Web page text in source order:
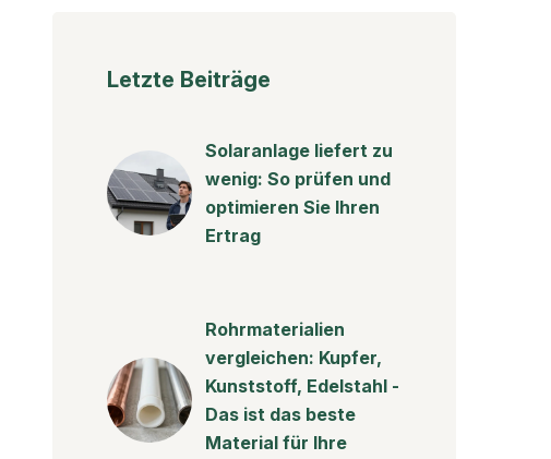
Letzte Beiträge
Solaranlage liefert zu
wenig: So prüfen und
optimieren Sie Ihren
Ertrag
Rohrmaterialien
vergleichen: Kupfer,
Kunststoff, Edelstahl -
Das ist das beste
Material für Ihre